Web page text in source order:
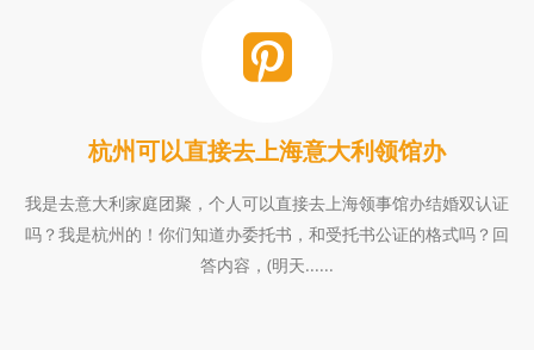
杭州可以直接去上海意大利领馆办
我是去意大利家庭团聚，个人可以直接去上海领事馆办结婚双认证
吗？我是杭州的！你们知道办委托书，和受托书公证的格式吗？回
答内容，(明天......